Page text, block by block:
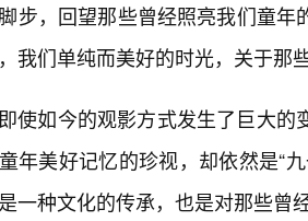
步，回望那些曾经照亮我们童
我们单纯而美好的时光，关于那
即使如今的观影方式发生了巨大
年美好记忆的珍视，却依然是“
一种文化的传承，也是对那些曾